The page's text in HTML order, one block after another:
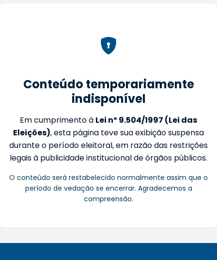
Conteúdo temporariamente
indisponível
Em cumprimento à Lei nº 9.504/1997 (Lei das
Eleições), esta página teve sua exibição suspensa
durante o período eleitoral, em razão das restrições
legais à publicidade institucional de órgãos públicos.
O conteúdo será restabelecido normalmente assim que o
período de vedação se encerrar. Agradecemos a
compreensão.